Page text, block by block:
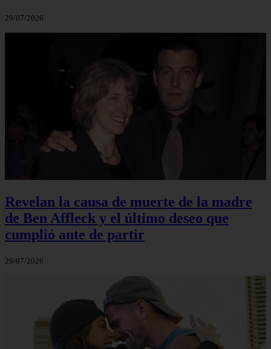
29/07/2026
Revelan la causa de muerte de la madre
de Ben Affleck y el último deseo que
cumplió ante de partir
29/07/2026